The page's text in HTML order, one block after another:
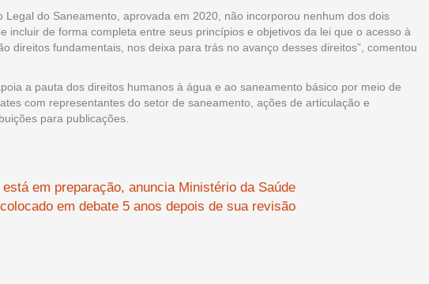
do Saneamento, aprovada em 2020, não incorporou nenhum dos dois
incluir de forma completa entre seus princípios e objetivos da lei que o acesso à
direitos fundamentais, nos deixa para trás no avanço desses direitos”, comentou
a pauta dos direitos humanos à água e ao saneamento básico por meio de
com representantes do setor de saneamento, ações de articulação e
para publicações.
em preparação, anuncia Ministério da Saúde
em debate 5 anos depois de sua revisão